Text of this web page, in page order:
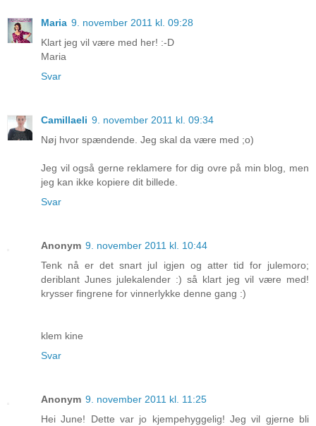
Maria 9. november 2011 kl. 09:28
Klart jeg vil være med her! :-D
Maria
Svar
Camillaeli 9. november 2011 kl. 09:34
Nøj hvor spændende. Jeg skal da være med ;o)
Jeg vil også gerne reklamere for dig ovre på min blog, men
jeg kan ikke kopiere dit billede.
Svar
Anonym 9. november 2011 kl. 10:44
Tenk nå er det snart jul igjen og atter tid for julemoro;
deriblant Junes julekalender :) så klart jeg vil være med!
krysser fingrene for vinnerlykke denne gang :)
klem kine
Svar
Anonym 9. november 2011 kl. 11:25
Hei June! Dette var jo kjempehyggelig! Jeg vil gjerne bli